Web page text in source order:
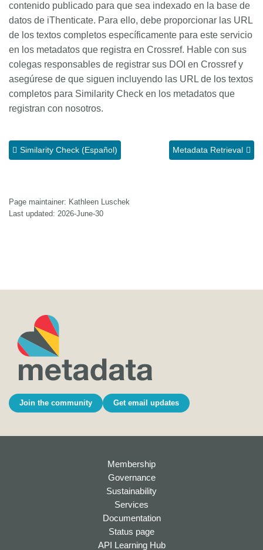
contenido publicado para que sea indexado en la base de
datos de iThenticate. Para ello, debe proporcionar las URL
de los textos completos específicamente para este servicio
en los metadatos que registra en Crossref. Hable con sus
colegas responsables de registrar sus DOI en Crossref y
asegúrese de que siguen incluyendo las URL de los textos
completos para Similarity Check en los metadatos que
registran con nosotros.
Similarity Check (Español) Metadata Retrieval
Page maintainer: Kathleen Luschek
Last updated: 2026-June-30
Join the community Get email updates
Membership
Governance
Sustainability
Services
Documentation
Status page
API Learning Hub